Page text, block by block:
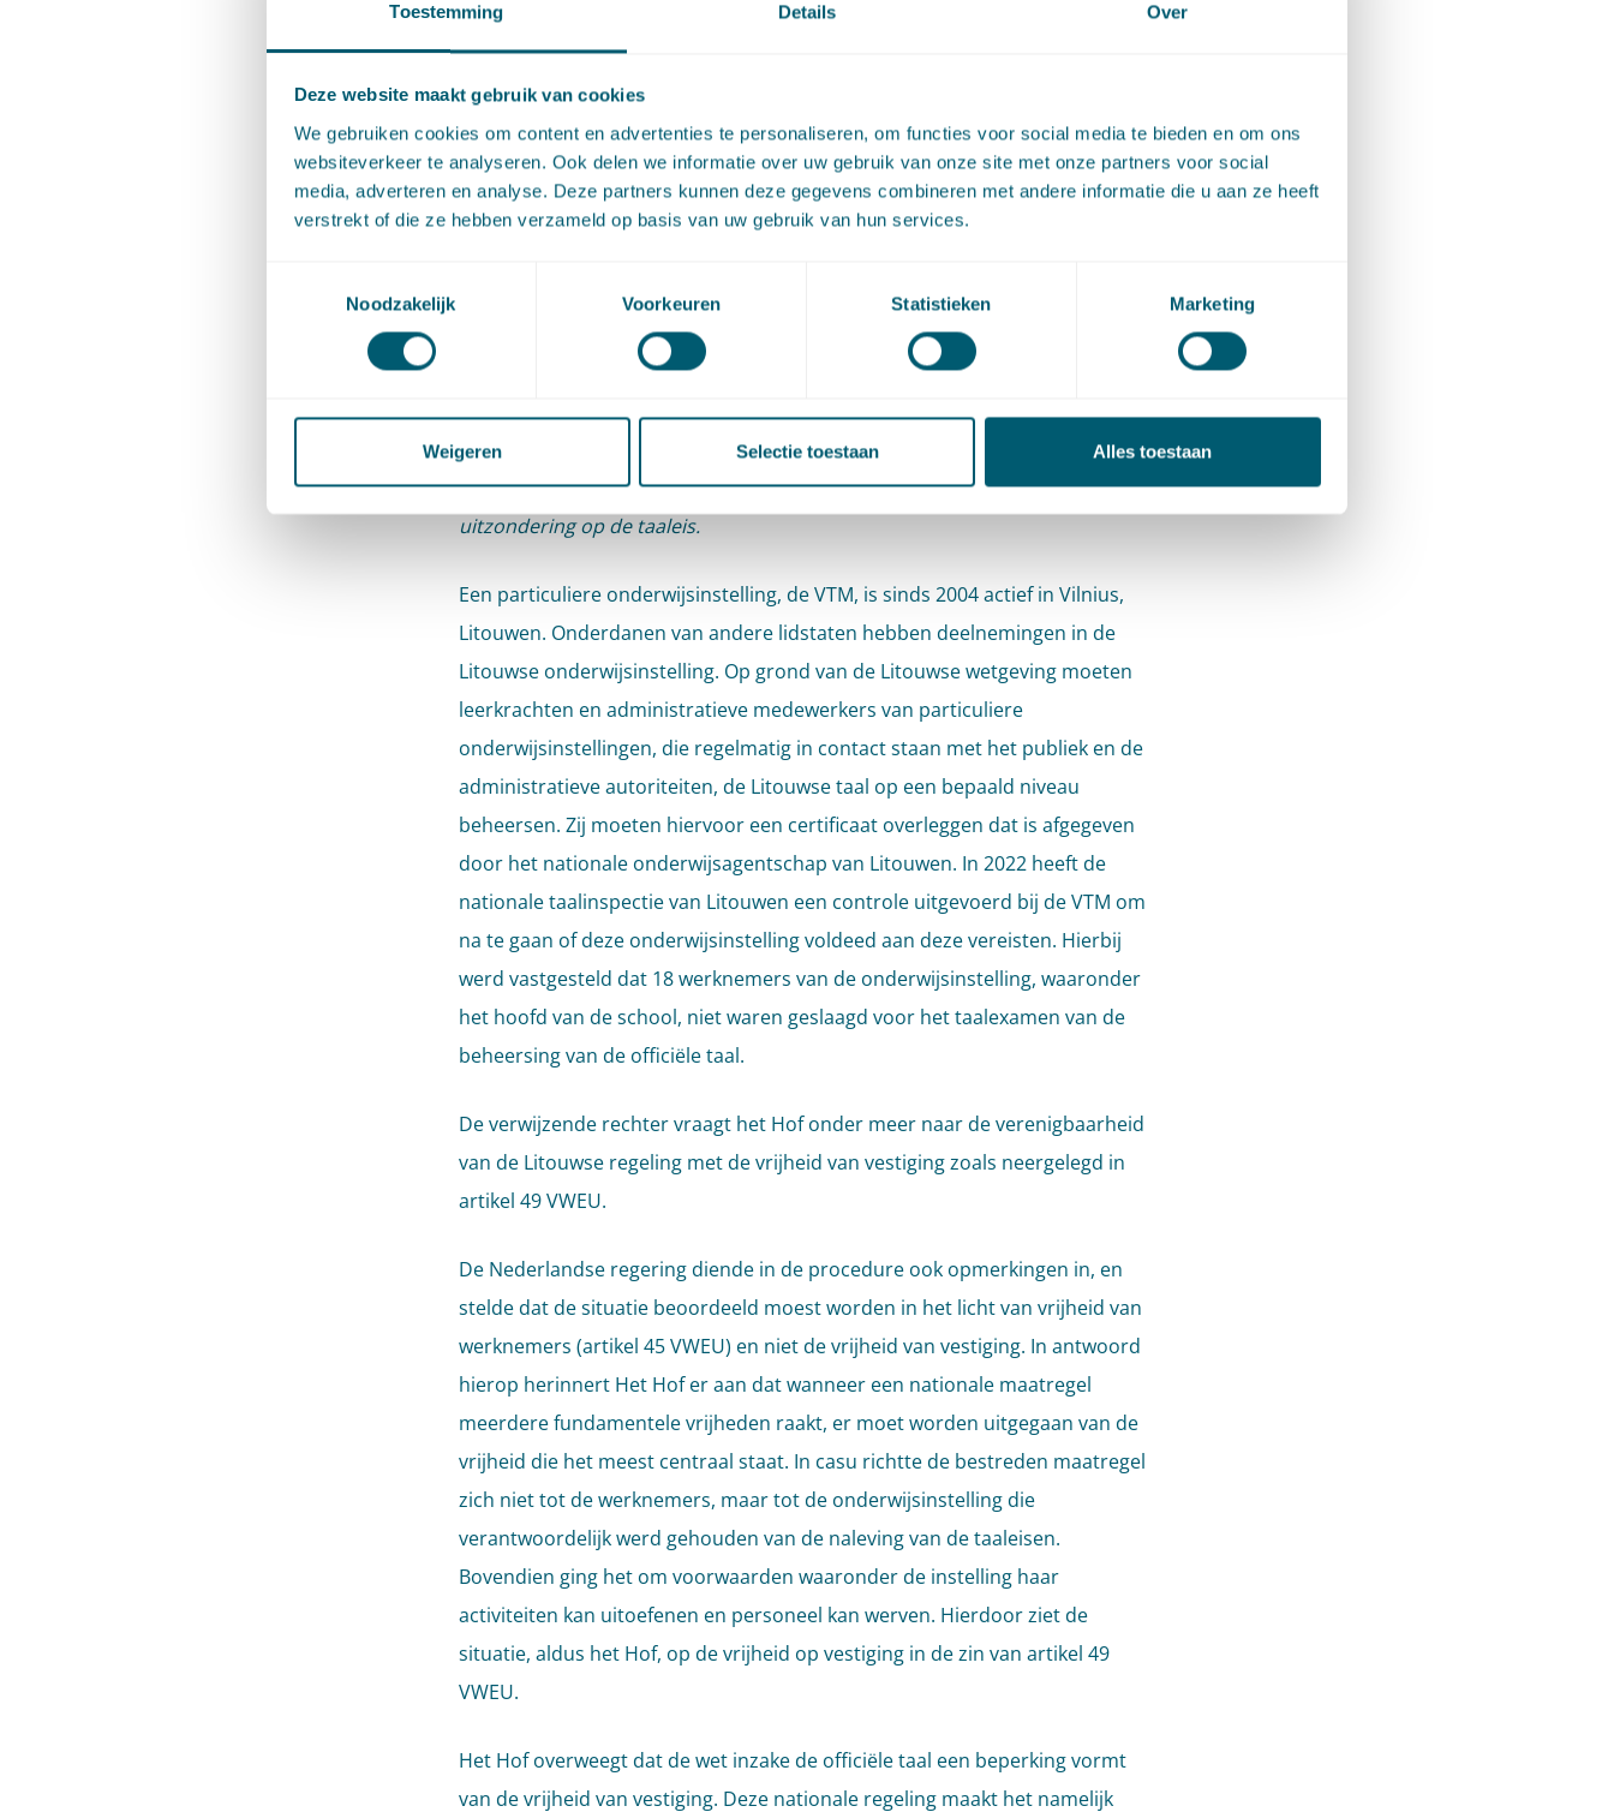
Toestemming Details Over
Deze website maakt gebruik van cookies
We gebruiken cookies om content en advertenties te personaliseren, om functies voor social media te bieden en om ons
websiteverkeer te analyseren. Ook delen we informatie over uw gebruik van onze site met onze partners voor social
media, adverteren en analyse. Deze partners kunnen deze gegevens combineren met andere informatie die u aan ze heeft
verstrekt of die ze hebben verzameld op basis van uw gebruik van hun services.
Noodzakelijk
Voorkeuren Statistieken Marketing
Weigeren Selectie toestaan Alles toestaan
hun personeel de Litouwse taal
op een bepaald niveau beheerst
mogelijk onverenigbaar met de
vrijheid van vestiging
particuliere onderwijsinstellingen na moeten gaan of hun leerkrachten en
administratieve medewerkers de Litouwse taal op een bepaald niveau
beheersen, mogelijk inbreuk maakt op de vrijheid van vestiging (artikel 49
VWEU). Hoewel deze nationale regeling geschikt lijkt om de legitieme
doelstelling te bereiken, kan zij onverenigbaar zijn met de vrijheid van
vestiging door de opgelegde bewijsvereisten en het ontbreken van enige
uitzondering op de taaleis.
Een particuliere onderwijsinstelling, de VTM, is sinds 2004 actief in Vilnius,
Litouwen. Onderdanen van andere lidstaten hebben deelnemingen in de
Litouwse onderwijsinstelling. Op grond van de Litouwse wetgeving moeten
leerkrachten en administratieve medewerkers van particuliere
onderwijsinstellingen, die regelmatig in contact staan met het publiek en de
administratieve autoriteiten, de Litouwse taal op een bepaald niveau
beheersen. Zij moeten hiervoor een certificaat overleggen dat is afgegeven
door het nationale onderwijsagentschap van Litouwen. In 2022 heeft de
nationale taalinspectie van Litouwen een controle uitgevoerd bij de VTM om
na te gaan of deze onderwijsinstelling voldeed aan deze vereisten. Hierbij
werd vastgesteld dat 18 werknemers van de onderwijsinstelling, waaronder
het hoofd van de school, niet waren geslaagd voor het taalexamen van de
beheersing van de officiële taal.
De verwijzende rechter vraagt het Hof onder meer naar de verenigbaarheid
van de Litouwse regeling met de vrijheid van vestiging zoals neergelegd in
artikel 49 VWEU.
De Nederlandse regering diende in de procedure ook opmerkingen in, en
stelde dat de situatie beoordeeld moest worden in het licht van vrijheid van
werknemers (artikel 45 VWEU) en niet de vrijheid van vestiging. In antwoord
hierop herinnert Het Hof er aan dat wanneer een nationale maatregel
meerdere fundamentele vrijheden raakt, er moet worden uitgegaan van de
vrijheid die het meest centraal staat. In casu richtte de bestreden maatregel
zich niet tot de werknemers, maar tot de onderwijsinstelling die
verantwoordelijk werd gehouden van de naleving van de taaleisen.
Bovendien ging het om voorwaarden waaronder de instelling haar
activiteiten kan uitoefenen en personeel kan werven. Hierdoor ziet de
situatie, aldus het Hof, op de vrijheid op vestiging in de zin van artikel 49
VWEU.
Het Hof overweegt dat de wet inzake de officiële taal een beperking vormt
van de vrijheid van vestiging. Deze nationale regeling maakt het namelijk